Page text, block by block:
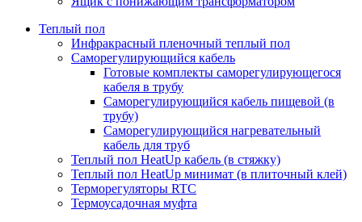
Теплый пол
Инфракрасный пленочный теплый пол
Саморегулирующийся кабель
Готовые комплекты саморегулирующегося
кабеля в трубу
Саморегулирующийся кабель пищевой (в
трубу)
Саморегулирующийся нагревательный
кабель для труб
Теплый пол HeatUp кабель (в стяжку)
Теплый пол HeatUp минимат (в плиточный клей)
Терморегуляторы RTC
Термоусадочная муфта